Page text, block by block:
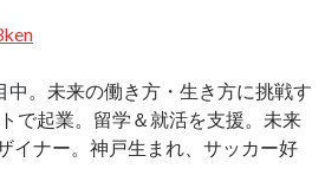
。 未来の働き方・生き方に挑戦す
で起業。留学＆就活を支援。未来
イナー。神戸生まれ、サッカー好